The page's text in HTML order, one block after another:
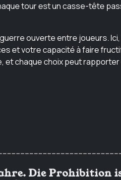
tour est un casse-tête
ouverte entre joueurs.
et votre capacité à faire
et chaque choix peut
Die Prohibition